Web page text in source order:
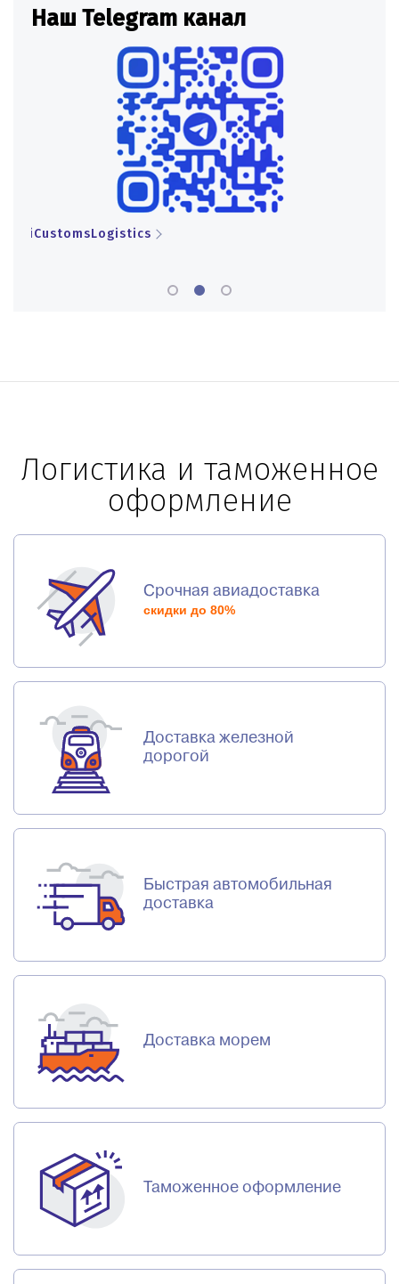
Наш Telegram канал
iCustomsLogistics
Логистика и таможенное
оформление
Срочная авиадоставка
скидки до 80%
Доставка железной
дорогой
Быстрая автомобильная
доставка
Доставка морем
Таможенное оформление